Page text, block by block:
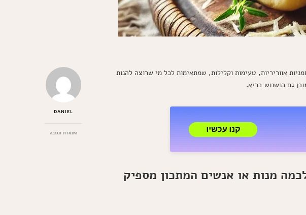
DANIEL
השארת תגובהבנושא
אווריריות, טעימות וקלילות, שמתאימות לכל מי שרוצה להנות
גם כנשנוש בריא.